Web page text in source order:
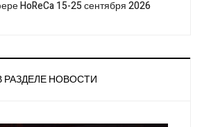
HoReCa 15-25 сентября 2026
НОВОСТИ